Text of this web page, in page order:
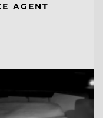
AGENT